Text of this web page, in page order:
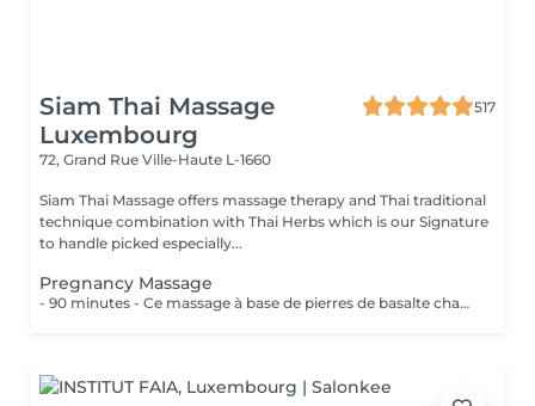
Siam Thai Massage
Luxembourg
517
72, Grand Rue Ville-Haute L-1660
Siam Thai Massage offers massage therapy and Thai traditional
technique combination with Thai Herbs which is our Signature
to handle picked especially...
Pregnancy Massage
- 90 minutes - Ce massage à base de pierres de basalte chauffées accompagnées dun massage avec les paumes des mains, apaise les tensions et les douleurs de votre corps.